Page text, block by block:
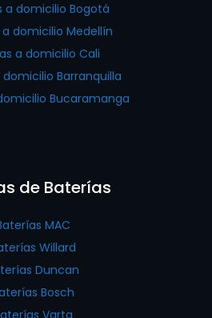
a domicilio Bogotá
domicilio Medellín
a domicilio Cali
Barranquilla
Bucaramanga
de Baterías
MAC
Willard
Duncan
Bosch